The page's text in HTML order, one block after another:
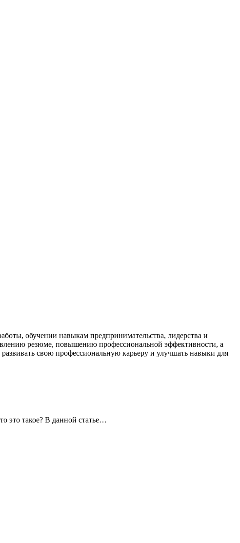
обучении навыкам предпринимательства, лидерства и
резюме, повышению профессиональной эффективности, а
свою профессиональную карьеру и улучшать навыки для
это такое? В данной статье…